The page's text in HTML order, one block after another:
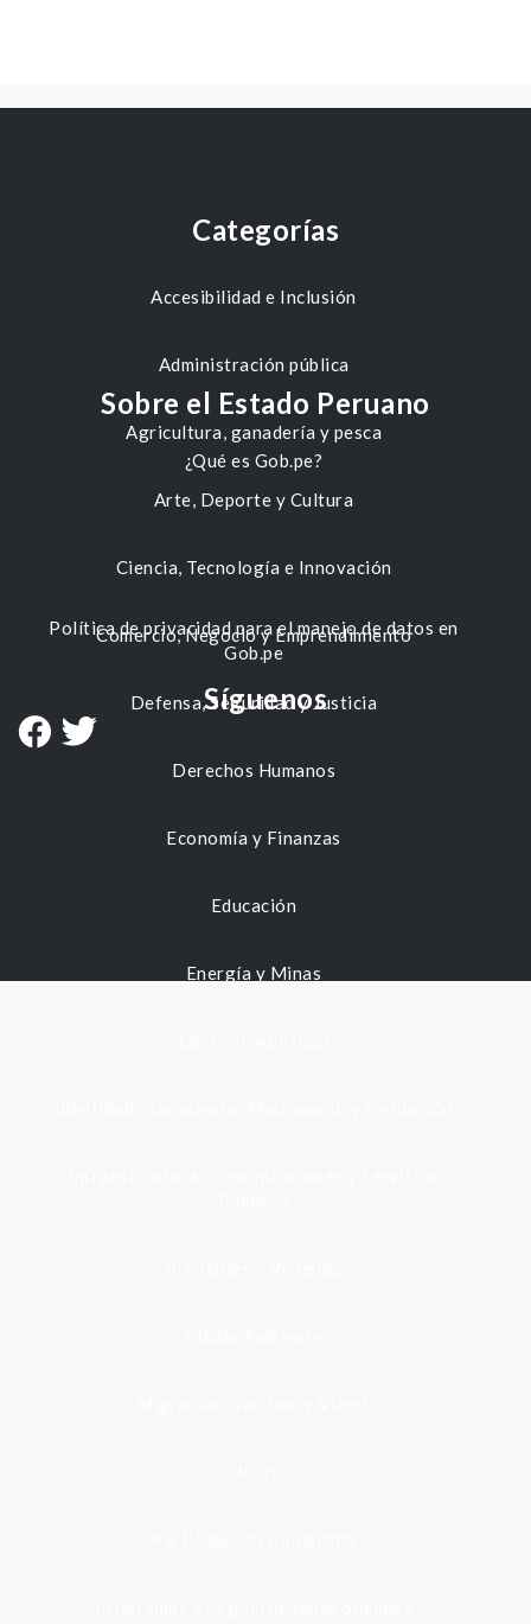
Categorías
Accesibilidad e Inclusión
Administración pública
Agricultura, ganadería y pesca
Arte, Deporte y Cultura
Ciencia, Tecnología e Innovación
Comercio, Negocio y Emprendimiento
Defensa, Seguridad y Justicia
Derechos Humanos
Economía y Finanzas
Educación
Energía y Minas
Sobre el Estado Peruano
¿Qué es Gob.pe?
Política de privacidad para el manejo de datos en
Gob.pe
Síguenos